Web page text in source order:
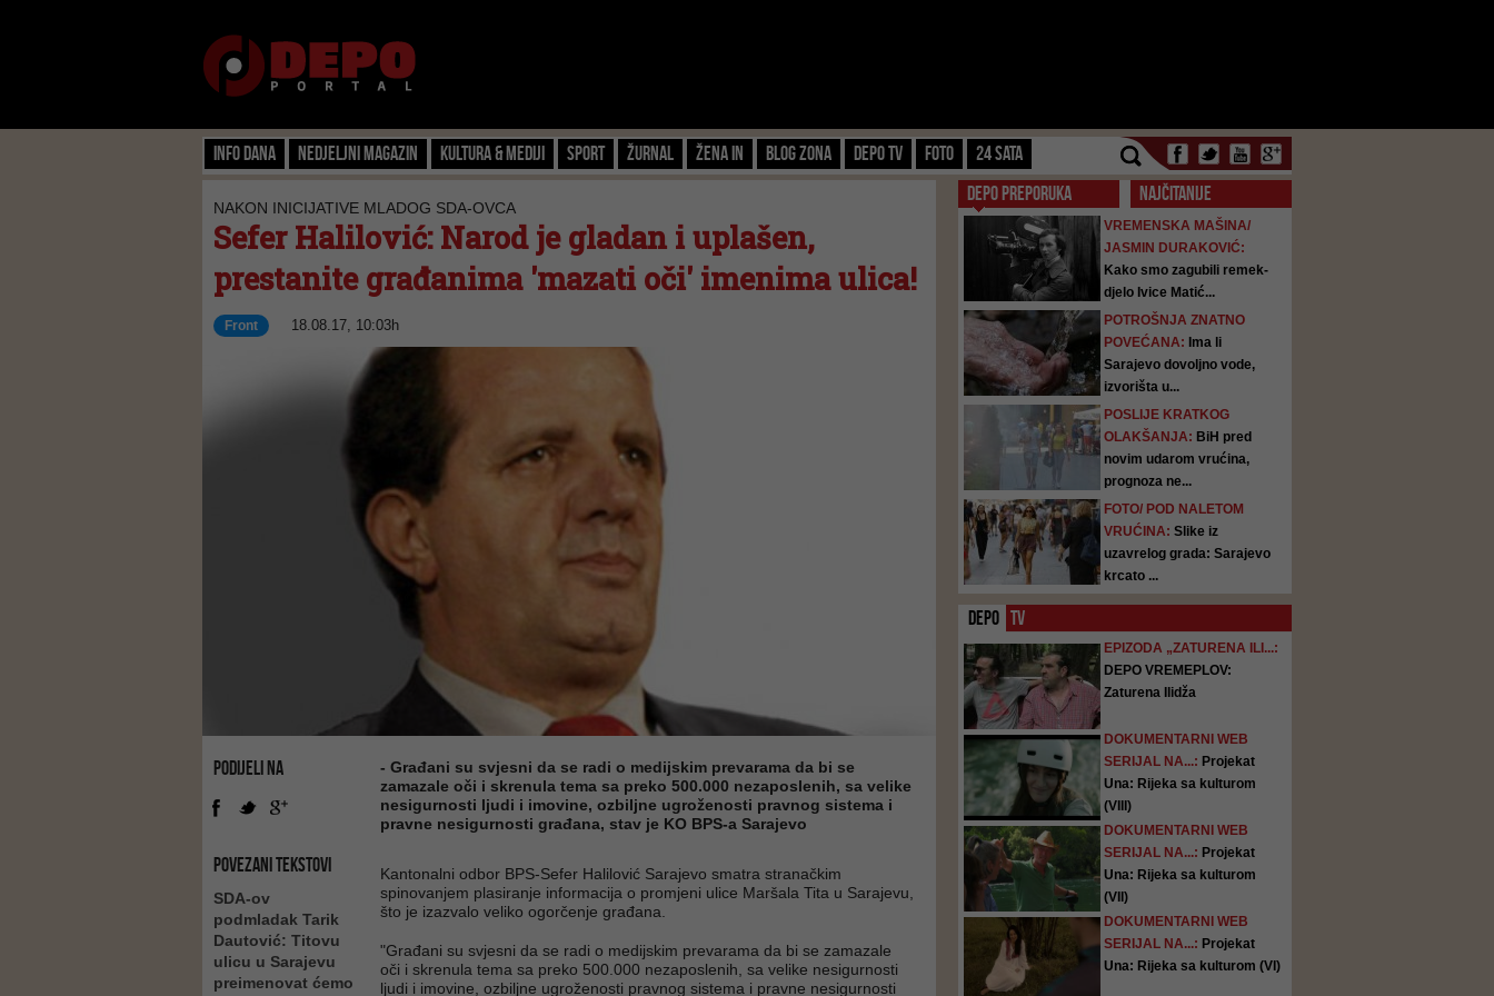
Info dana Nedjeljni magazin Kultura & Mediji Sport Žurnal Žena IN Blog zona Depo TV FOTO 24 SATA
NAKON INICIJATIVE MLADOG SDA-OVCA
Sefer Halilović: Narod je gladan i uplašen,
prestanite građanima 'mazati oči' imenima ulica!
Front 18.08.17, 10:03h
PODIJELI NA
POVEZANI TEKSTOVI
SDA-ov
podmladak Tarik
Dautović: Titovu
ulicu u Sarajevu
preimenovat ćemo
- Građani su svjesni da se radi o medijskim prevarama da bi se
zamazale oči i skrenula tema sa preko 500.000 nezaposlenih, sa velike
nesigurnosti ljudi i imovine, ozbiljne ugroženosti pravnog sistema i
pravne nesigurnosti građana, stav je KO BPS-a Sarajevo
Kantonalni odbor BPS-Sefer Halilović Sarajevo smatra stranačkim
spinovanjem plasiranje informacija o promjeni ulice Maršala Tita u Sarajevu,
što je izazvalo veliko ogorčenje građana.
"Građani su svjesni da se radi o medijskim prevarama da bi se zamazale
oči i skrenula tema sa preko 500.000 nezaposlenih, sa velike nesigurnosti
ljudi i imovine, ozbiljne ugroženosti pravnog sistema i pravne nesigurnosti
DEPO PREPORUKA NAJČITANIJE
VREMENSKA MAŠINA/
JASMIN DURAKOVIĆ:
Kako smo zagubili remek-
djelo Ivice Matić...
POTROŠNJA ZNATNO
POVEĆANA: Ima li
Sarajevo dovoljno vode,
izvorišta u...
POSLIJE KRATKOG
OLAKŠANJA: BiH pred
novim udarom vrućina,
prognoza ne...
FOTO/ POD NALETOM
VRUĆINA: Slike iz
uzavrelog grada: Sarajevo
krcato ...
DEPO TV
EPIZODA „ZATURENA ILI...:
DEPO VREMEPLOV:
Zaturena Ilidža
DOKUMENTARNI WEB
SERIJAL NA...: Projekat
Una: Rijeka sa kulturom
(VIII)
DOKUMENTARNI WEB
SERIJAL NA...: Projekat
Una: Rijeka sa kulturom
(VII)
DOKUMENTARNI WEB
SERIJAL NA...: Projekat
Una: Rijeka sa kulturom (VI)